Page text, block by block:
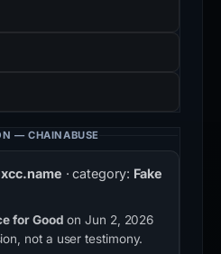
— CHAINABUSE
· category: Fake
for Good on Jun 2, 2026
not a user testimony.